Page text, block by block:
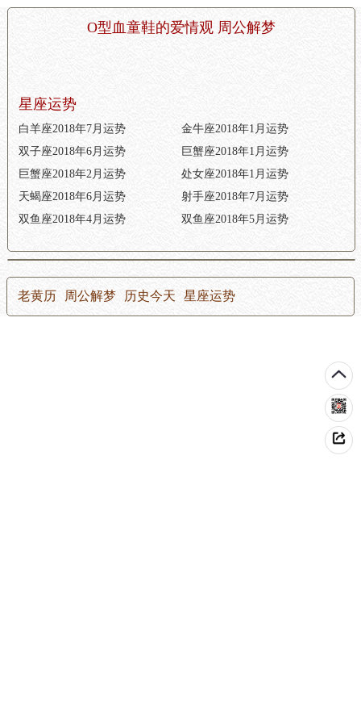
O型血童鞋的爱情观 周公解梦
星座运势
白羊座2018年7月运势
金牛座2018年1月运势
双子座2018年6月运势
巨蟹座2018年1月运势
巨蟹座2018年2月运势
处女座2018年1月运势
天蝎座2018年6月运势
射手座2018年7月运势
双鱼座2018年4月运势
双鱼座2018年5月运势
老黄历 周公解梦 历史今天 星座运势